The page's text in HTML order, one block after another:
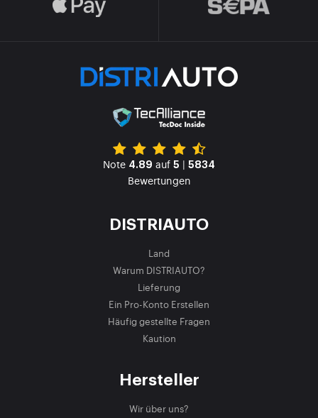
Note 4.89 auf 5 | 5834
Bewertungen
DISTRIAUTO
Land
Warum DISTRIAUTO?
Lieferung
Ein Pro-Konto Erstellen
Häufig gestellte Fragen
Kaution
Hersteller
Wir über uns?